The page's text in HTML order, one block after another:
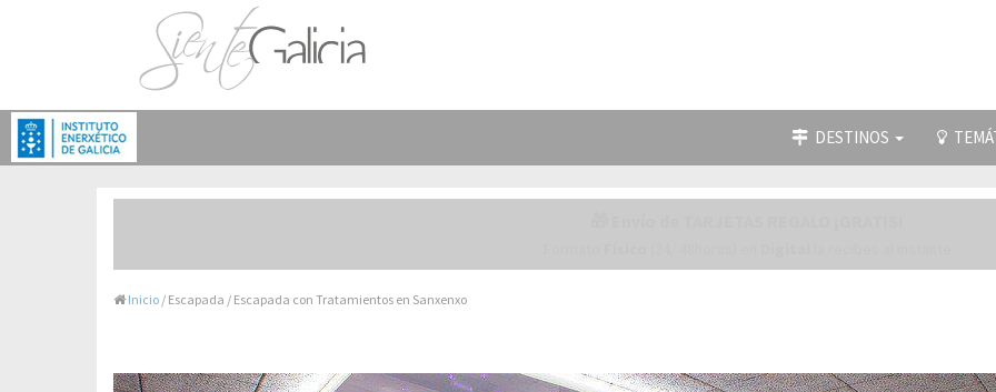
DESTINOS
Inicio / Escapada / Escapada con Tratamientos en Sanxenxo